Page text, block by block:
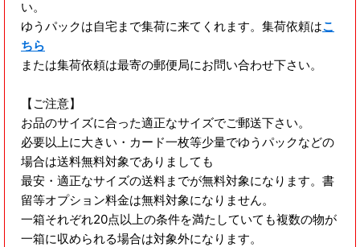
い。
ゆうパックは自宅まで集荷に来てくれます。集荷依頼はこ
ちら
または集荷依頼は最寄の郵便局にお問い合わせ下さい。
【ご注意】
お品のサイズに合った適正なサイズでご郵送下さい。
必要以上に大きい・カード一枚等少量でゆうパックなどの
場合は送料無料対象でありましても
最安・適正なサイズの送料までが無料対象になります。書
留等オプション料金は無料対象になりません。
一箱それぞれ20点以上の条件を満たしていても複数の物が
一箱に収められる場合は対象外になります。